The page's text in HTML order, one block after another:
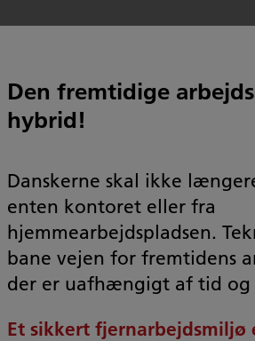
Den fremtidige
hybrid!
Danskerne skal ikke
enten kontoret eller fra
hjemmearbejdspladsen.
bane vejen for fremtidens
der er uafhængigt af tid og
Et sikkert fjernarbejdsmiljø